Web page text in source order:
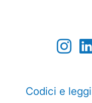
Codici e leggi